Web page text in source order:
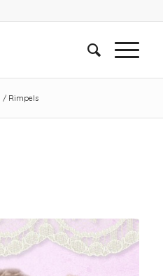
/ Rimpels